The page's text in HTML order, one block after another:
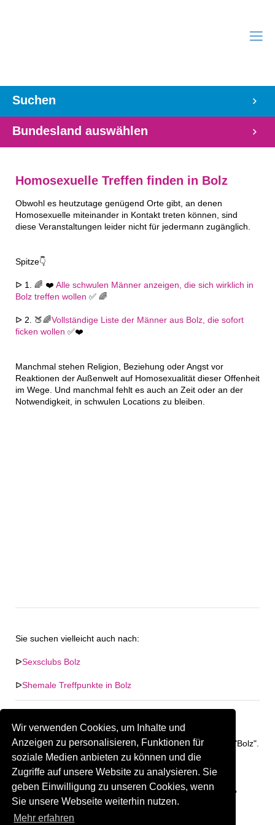
Wir verwenden Cookies, um Inhalte und
Anzeigen zu personalisieren, Funktionen für
soziale Medien anbieten zu können und die
Zugriffe auf unsere Website zu analysieren. Sie
geben Einwilligung zu unseren Cookies, wenn
Sie unsere Webseite weiterhin nutzen.
Mehr erfahren
Suchen
Bundesland auswählen
Homosexuelle Treffen finden in Bolz
Obwohl es heutzutage genügend Orte gibt, an denen
Homosexuelle miteinander in Kontakt treten können, sind
diese Veranstaltungen leider nicht für jedermann zugänglich.
Spitze👇
ᐅ 1. 🌈 ❤️ Alle schwulen Männer anzeigen, die sich wirklich in
Bolz treffen wollen ✅ 🌈
ᐅ 2. 🍑🌈Vollständige Liste der Männer aus Bolz, die sofort
ficken wollen ✅❤️
Manchmal stehen Religion, Beziehung oder Angst vor
Reaktionen der Außenwelt auf Homosexualität dieser Offenheit
im Wege. Und manchmal fehlt es auch an Zeit oder an der
Notwendigkeit, in schwulen Locations zu bleiben.
Sie suchen vielleicht auch nach:
ᐅSexsclubs Bolz
ᐅShemale Treffpunkte in Bolz
Keine Firma in "Bolz" gefunden. Firmen im Umkreis von "Bolz".
337.32 km Gay Treffpunkt Greiz
Sind Sie oder kennen Sie eine(n) Gay Treffpunkt in Bolz?
Firma kostenlos hinzufügen